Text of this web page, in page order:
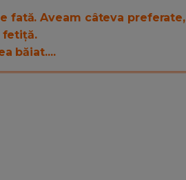
fată. Aveam câteva preferate,
fetiță.
băiat....